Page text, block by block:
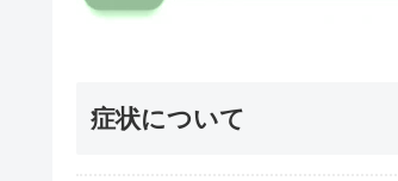
症状について